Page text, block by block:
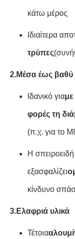
κάτω μέρος
Ιδιαίτερα
τρύπες
2.Μέσα έως βαθύ
Ιδανικό για
φορές τη
(π.χ. για το
Η
εξασφαλίζει
κίνδυνο
3.Ελαφριά υλικά
Τέτοια